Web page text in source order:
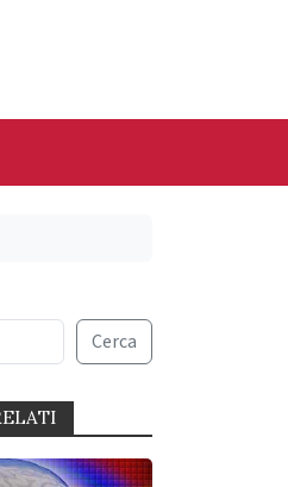
Cerca